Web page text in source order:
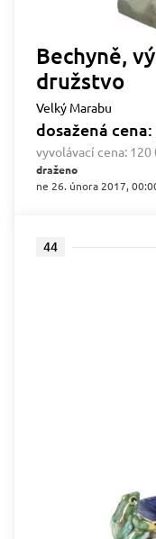
Bechyně,
družstvo
Velký Marabu
dosažená cena:
vyvolávací cena: 120
draženo
ne 26. února 2017,
44